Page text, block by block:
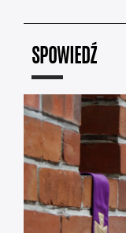
SPOWIEDŹ